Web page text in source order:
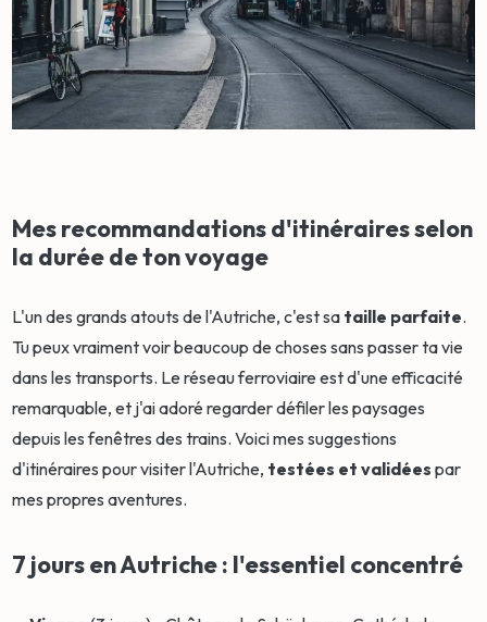
Mes recommandations d'itinéraires selon
la durée de ton voyage
L'un des grands atouts de l'Autriche, c'est sa taille parfaite.
Tu peux vraiment voir beaucoup de choses sans passer ta vie
dans les transports. Le réseau ferroviaire est d'une efficacité
remarquable, et j'ai adoré regarder défiler les paysages
depuis les fenêtres des trains. Voici mes suggestions
d'itinéraires pour visiter l'Autriche, testées et validées par
mes propres aventures.
7 jours en Autriche : l'essentiel concentré